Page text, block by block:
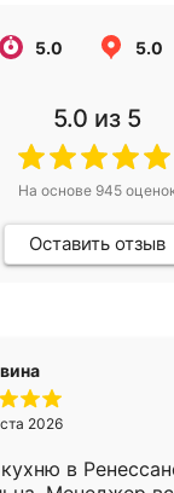
5.0 5.0
5.0 из 5
На основе 945
Оставить отзыв
2026
в